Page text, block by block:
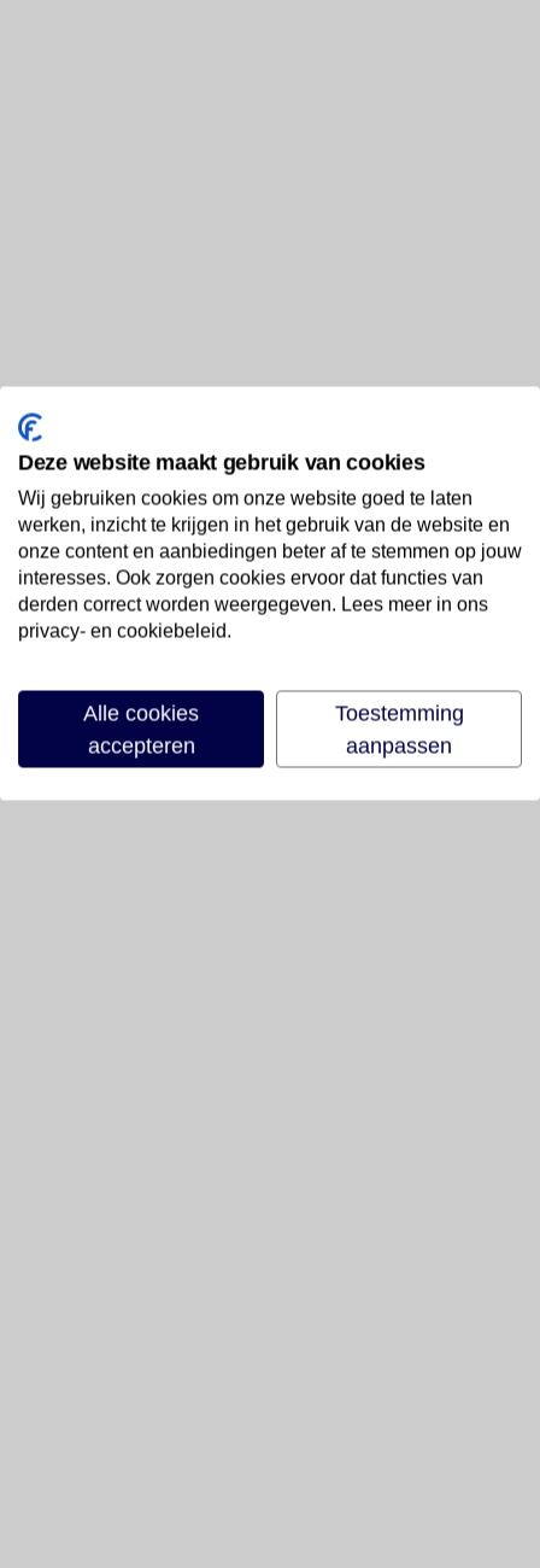
Deze website maakt gebruik van cookies
Wij gebruiken cookies om onze website goed te laten
werken, inzicht te krijgen in het gebruik van de website en
onze content en aanbiedingen beter af te stemmen op jouw
interesses. Ook zorgen cookies ervoor dat functies van
derden correct worden weergegeven. Lees meer in ons
privacy- en cookiebeleid.
Alle cookies
accepteren
Toestemming
aanpassen